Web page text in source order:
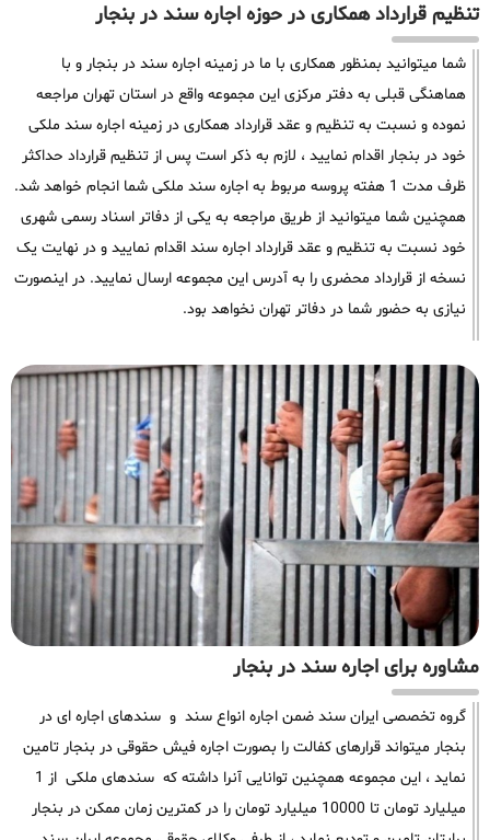
تنظیم قرارداد همکاری در حوزه اجاره سند در بنجار
شما میتوانید بمنظور همکاری با ما در زمینه اجاره سند در بنجار و با
هماهنگی قبلی به دفتر مرکزی این مجموعه واقع در استان تهران مراجعه
نموده و نسبت به تنظیم و عقد قرارداد همکاری در زمینه اجاره سند ملکی
خود در بنجار اقدام نمایید ، لازم به ذکر است پس از تنظیم قرارداد حداکثر
ظرف مدت 1 هفته پروسه مربوط به اجاره سند ملکی شما انجام خواهد شد.
همچنین شما میتوانید از طریق مراجعه به یکی از دفاتر اسناد رسمی شهری
خود نسبت به تنظیم و عقد قرارداد اجاره سند اقدام نمایید و در نهایت یک
نسخه از قرارداد محضری را به آدرس این مجموعه ارسال نمایید. در اینصورت
نیازی به حضور شما در دفاتر تهران نخواهد بود.
مشاوره برای اجاره سند در بنجار
گروه تخصصی ایران سند ضمن اجاره انواع سند و سندهای اجاره ای در
بنجار میتواند قرارهای کفالت را بصورت اجاره فیش حقوقی در بنجار تامین
نماید ، این مجموعه همچنین توانایی آنرا داشته که سندهای ملکی از 1
میلیارد تومان تا 10000 میلیارد تومان را در کمترین زمان ممکن در بنجار